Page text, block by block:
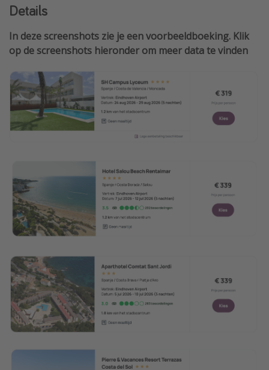
Details
In deze screenshots zie je een voorbeeldboeking. Klik
op de screenshots hieronder om meer data te vinden